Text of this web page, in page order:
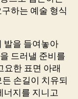
하는 예술 형식
발을 들여놓아
드러낼 준비를
요한 표면 아래
손길이 치유되
너지를 지니고